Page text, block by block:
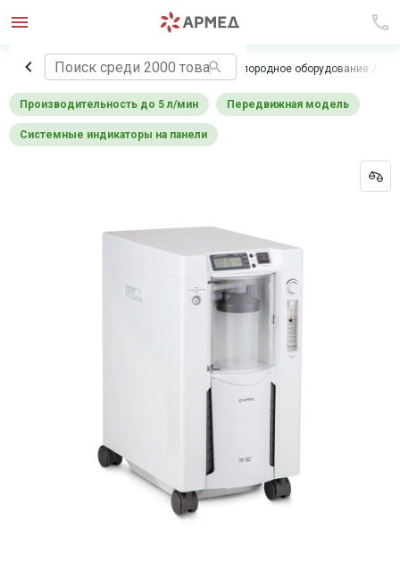
Главная Медицинское оборудование Кислородное оборудование
Производительность до 5 л/мин Передвижная модель
Системные индикаторы на панели